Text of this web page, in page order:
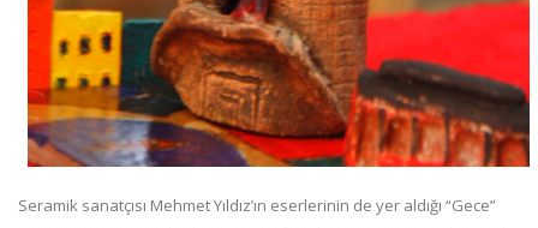
Seramik sanatçısı Mehmet Yıldız’ın eserlerinin de yer aldığı “Gece”